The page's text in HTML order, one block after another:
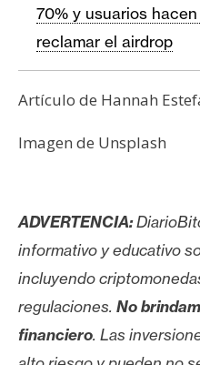
70% y usuarios
reclamar el airdrop
Artículo de Hannah
Imagen de Unsplash
ADVERTENCIA:
informativo y educativo
incluyendo
regulaciones. No
financiero. Las